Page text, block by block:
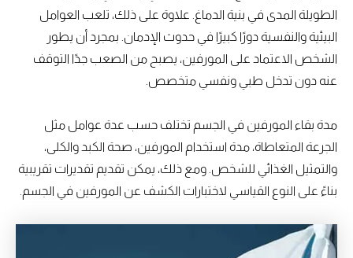
الطويلة المدى في بنية الدماغ. علاوة على ذلك، تلعب العوامل
البيئية والنفسية دورًا كبيرًا في حدوث الإدمان. بمجرد أن يطور
الشخص الاعتماد على المورفين، يصبح من الصعب جدًا التوقف
عنه دون تدخل طبي ونفسي متخصص.
مدة بقاء المورفين في الجسم تختلف حسب عدة عوامل مثل
الجرعة المتعاطاة، مدة استخدام المورفين، صحة الكبد والكلى،
والتمثيل الغذائي للشخص. ومع ذلك، يمكن تقديم تقديرات تقريبية
بناءً على النوع القياسي لاختبارات الكشف عن المورفين في الجسم.